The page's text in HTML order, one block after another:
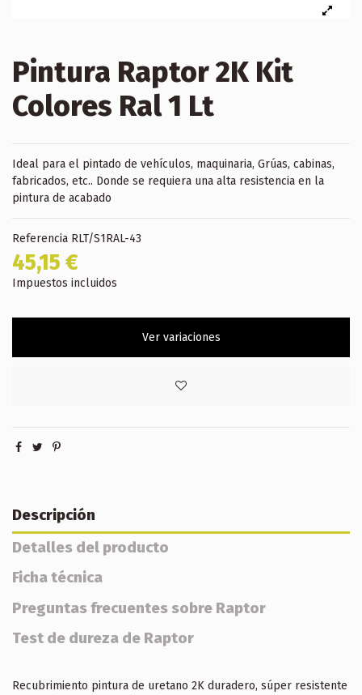
Pintura Raptor 2K Kit
Colores Ral 1 Lt
Ideal para el pintado de vehículos, maquinaria, Grúas, cabinas,
fabricados, etc.. Donde se requiera una alta resistencia en la
pintura de acabado
Referencia RLT/S1RAL-43
45,15 €
Impuestos incluidos
Ver variaciones
Descripción
Detalles del producto
Ficha técnica
Preguntas frecuentes sobre Raptor
Test de dureza de Raptor
Recubrimiento pintura de uretano 2K duradero, súper resistente